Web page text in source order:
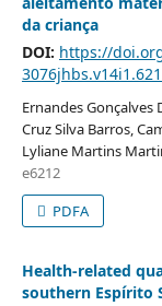
da criança
DOI: https://
Ernandes Gonçalves
Cruz Silva Barros,
Lyliane Martins
e6212
PDFA
Health-related
southern Espírito